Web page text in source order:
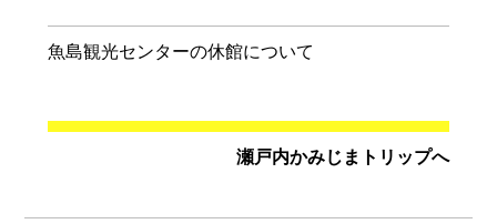
魚島観光センターの休館について
瀬戸内かみじまトリップへ